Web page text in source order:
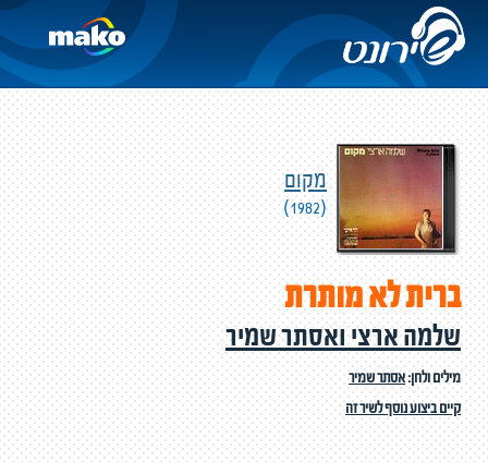
מקום
(1982)
ברית לא מותרת
שלמה ארצי ואסתר שמיר
מילים ולחן:אסתר שמיר
קיים ביצוע נוסף לשיר זה